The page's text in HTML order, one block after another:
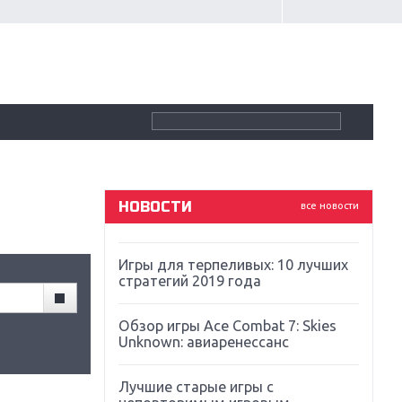
все новости
НОВОСТИ
Souls
Far Cry 5: хвалить нельзя ругать
Игры для терпеливых: 10 лучших
стратегий 2019 года
Обзор игры Ace Combat 7: Skies
Unknown: авиаренессанс
Лучшие старые игры с